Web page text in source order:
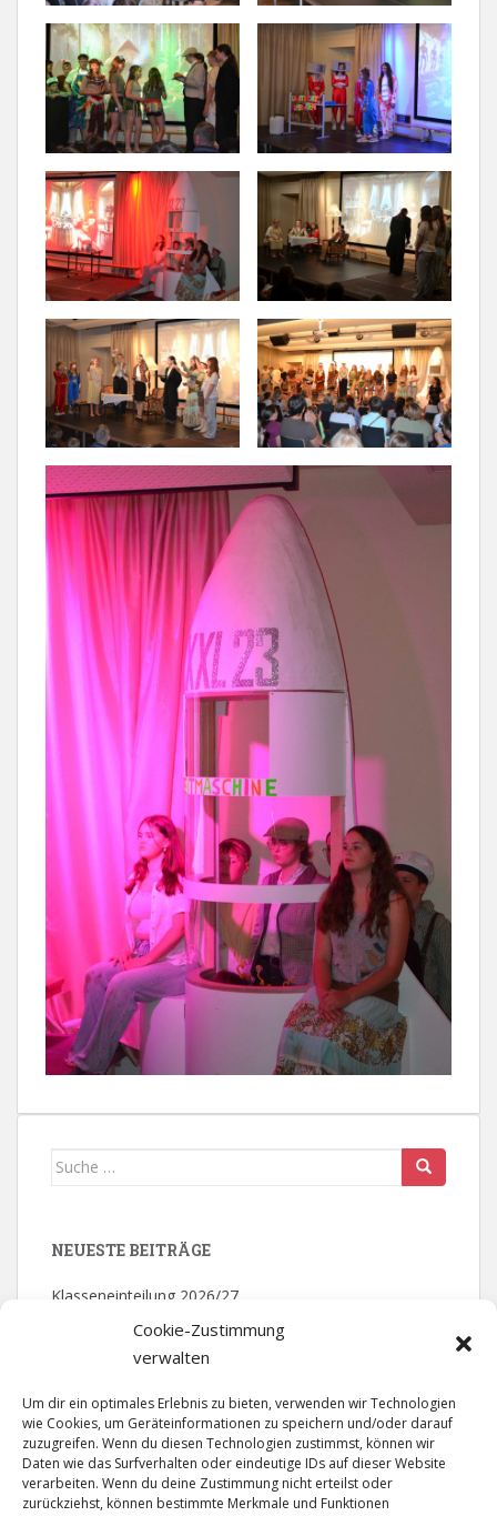
Cookie-Zustimmung
verwalten
Um dir ein optimales Erlebnis zu bieten, verwenden wir Technologien
wie Cookies, um Geräteinformationen zu speichern und/oder darauf
zuzugreifen. Wenn du diesen Technologien zustimmst, können wir
Daten wie das Surfverhalten oder eindeutige IDs auf dieser Website
verarbeiten. Wenn du deine Zustimmung nicht erteilst oder
zurückziehst, können bestimmte Merkmale und Funktionen
Suche nach:
NEUESTE BEITRÄGE
Klasseneinteilung 2026/27
Mathematik – Olympiade: 2. Platz
Theater der Jugend – Abschlussfahrt
Gütesiegel „Singende klingende Schule“ in Gold